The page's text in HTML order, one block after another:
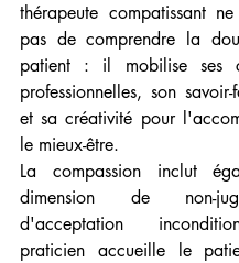
thérapeute compatissant
pas de comprendre la
patient : il mobilise ses
professionnelles, son
et sa créativité pour
le mieux-être.
La compassion inclut
dimension de non-
d'acceptation
praticien accueille le